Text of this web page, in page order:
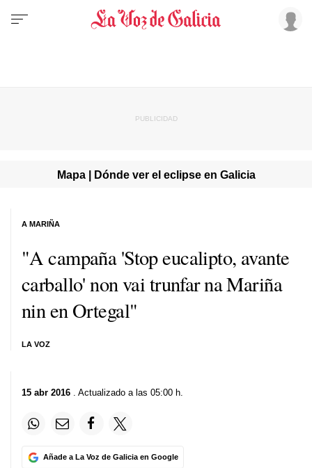
Mapa | Dónde ver el eclipse en Galicia
"A campaña 'Stop eucalipto, avante
carballo' non vai trunfar na Mariña
nin en Ortegal"
LA VOZ
A MARIÑA
15 abr 2016 . Actualizado a las 05:00 h.
Añade a La Voz de Galicia en Google